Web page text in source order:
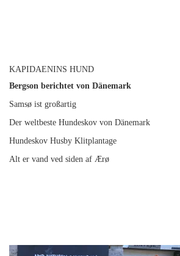
KAPIDAENINS HUND
Bergson berichtet von Dänemark
Samsø ist großartig
Der weltbeste Hundeskov von Dänemark
Hundeskov Husby Klitplantage
Alt er vand ved siden af Ærø